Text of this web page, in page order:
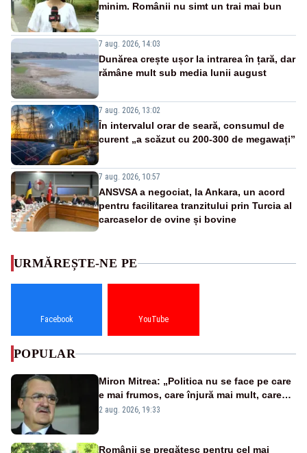
minim. Românii nu simt un trai mai bun
7 aug. 2026, 14:03
Dunărea crește ușor la intrarea în țară, dar
rămâne mult sub media lunii august
7 aug. 2026, 13:02
În intervalul orar de seară, consumul de
curent „a scăzut cu 200-300 de megawați”
7 aug. 2026, 10:57
ANSVSA a negociat, la Ankara, un acord
pentru facilitarea tranzitului prin Turcia al
carcaselor de ovine și bovine
URMĂREȘTE-NE PE
Facebook YouTube
POPULAR
Miron Mitrea: „Politica nu se face pe care
e mai frumos, care înjură mai mult, care
țipă mai tare, ci pe proiecte”
2 aug. 2026, 19:33
Românii se pregătesc pentru cel mai